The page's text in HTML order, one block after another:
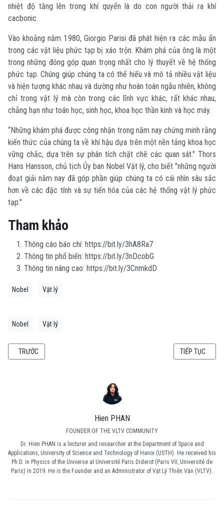
Hien PHAN
FOUNDER OF THE VLTV COMMUNITY
Dr. Hien PHAN is a lecturer and researcher at the Department of Space and
Applications, University of Science and Technology of Hanoi (USTH). He received his
Ph.D. in Physics of the Universe at Université Paris Diderot (Paris VII, Université de
Paris) in 2019. He is the Founder and an Administrator of Vật Lý Thiên Văn (VLTV).
nhiệt độ tăng lên trong khí quyển là do con người thải ra khí
cacbonic.
Vào khoảng năm 1980, Giorgio Parisi đã phát hiện ra các mẫu ẩn
trong các vật liệu phức tạp bị xáo trộn. Khám phá của ông là một
trong những đóng góp quan trọng nhất cho lý thuyết về hệ thống
phức tạp. Chúng giúp chúng ta có thể hiểu và mô tả nhiều vật liệu
và hiện tượng khác nhau và dường như hoàn toàn ngẫu nhiên, không
chỉ trong vật lý mà còn trong các lĩnh vực khác, rất khác nhau,
chẳng hạn như toán học, sinh học, khoa học thần kinh và học máy.
“Những khám phá được công nhận trong năm nay chứng minh rằng
kiến ​​thức của chúng ta về khí hậu dựa trên một nền tảng khoa học
vững chắc, dựa trên sự phân tích chặt chẽ các quan sát." Thors
Hans Hansson, chủ tịch Ủy ban Nobel Vật lý, cho biết "những người
đoạt giải năm nay đã góp phần giúp chúng ta có cái nhìn sâu sắc
hơn về các đặc tính và sự tiến hóa của các hệ thống vật lý phức
tạp."
Tham khảo
Thông cáo báo chí: https://bit.ly/3hA8Ra7
Thông tin phổ biến: https://bit.ly/3nDcobG
Thông tin nâng cao: https://bit.ly/3CnmkdD
Nobel Vật lý
Nobel Vật lý
BÀI VIẾT TRƯỚC: CÁC NHÀ THIÊN VĂN QUAN SÁT SAO LÙN NÂU LÂN
TRƯỚC BÀI VIẾT KẾ
TIẾP TỤC